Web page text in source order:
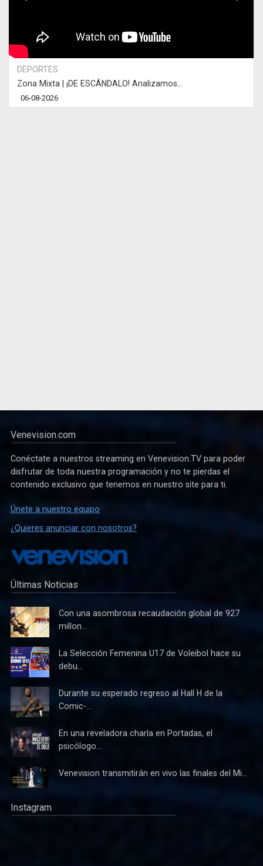
DEPORTES
Zona Mixta | ¡DE ESCÁNDALO! Analizamos...
06-08-2026
Venevision.com
Conéctate a nuestros streaming en Venevision.TV para poder
disfrutar de toda nuestra programación y no te pierdas el
contenido exclusivo que tenemos en nuestro site para ti.
Únete a nuestro equipo
¿Quieres anunciar con nosotros?
Últimas Noticias
Con una asombrosa recaudación global de 927
millon...
La Selección Femenina U17 de Voleibol hace su
debu...
Durante su esperado regreso al Hall H de la
Comic-...
En una reveladora charla en Portadas, el
psicólogo...
Venevision transmitirán en vivo las finales del Mi...
Instagram